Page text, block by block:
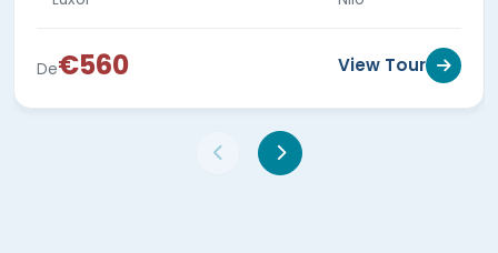
De€560 View Tour